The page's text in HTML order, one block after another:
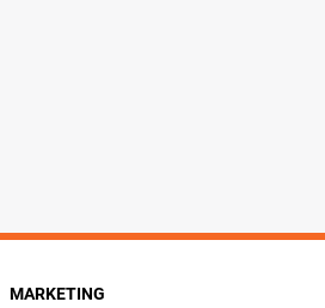
MARKETING